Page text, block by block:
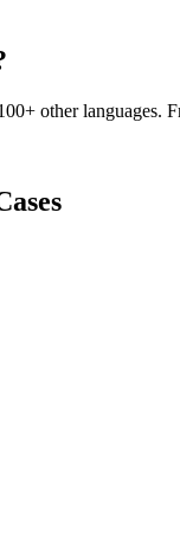
other languages.